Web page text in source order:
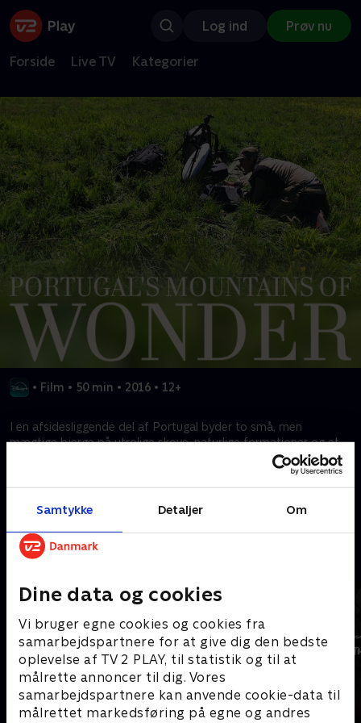
Samtykke Detaljer Om
Dine data og cookies
Vi bruger egne cookies og cookies fra
samarbejdspartnere for at give dig den bedste
oplevelse af TV 2 PLAY, til statistik og til at
målrette annoncer til dig. Vores
samarbejdspartnere kan anvende cookie-data til
målrettet markedsføring på egne og andres
Log ind Prøv nu
Forside Live TV Kategorier
• Film • 50 min • 2016 • 12+
I en afsidesliggende del af Portugal byder to små, men
mægtige bjerge på utrolige skove, naturlige formationer og et
Kræver tilkøb
Mere indhold fra Disney+